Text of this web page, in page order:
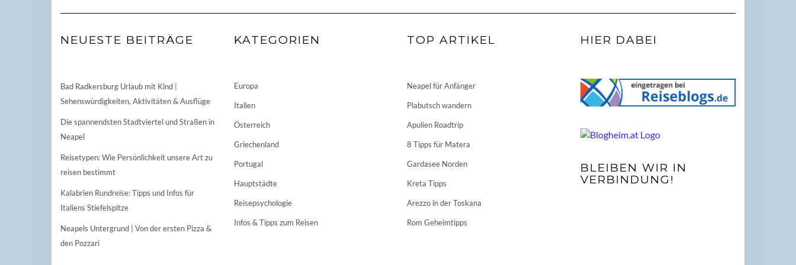
NEUESTE BEITRÄGE
Bad Radkersburg Urlaub mit Kind |
Sehenswürdigkeiten, Aktivitäten & Ausflüge
Die spannendsten Stadtviertel und Straßen in
Neapel
Reisetypen: Wie Persönlichkeit unsere Art zu
reisen bestimmt
Kalabrien Rundreise: Tipps und Infos für
Italiens Stiefelspitze
Neapels Untergrund | Von der ersten Pizza &
den Pozzari
KATEGORIEN
Europa
Italien
Österreich
Griechenland
Portugal
Hauptstädte
Reisepsychologie
Infos & Tipps zum Reisen
TOP ARTIKEL
Neapel für Anfänger
Plabutsch wandern
Apulien Roadtrip
8 Tipps für Matera
Gardasee Norden
Kreta Tipps
Arezzo in der Toskana
Rom Geheimtipps
HIER DABEI
BLEIBEN WIR IN
VERBINDUNG!